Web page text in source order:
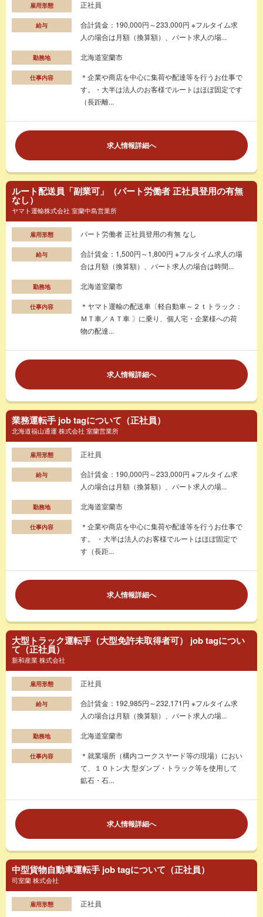
雇用形態 正社員
給与
合計賃金：190,000円～233,000円 ※フルタイム求
人の場合は月額（換算額）、パート求人の場...
勤務地 北海道室蘭市
仕事内容
＊企業や商店を中心に集荷や配達等を行うお仕事で
す。・大半は法人のお客様でルートはほぼ固定です
（長距離...
求人情報詳細へ
ルート配送員「副業可」（パート労働者 正社員登用の有無
なし）
ヤマト運輸株式会社 室蘭中島営業所
雇用形態 パート労働者 正社員登用の有無 なし
給与
合計賃金：1,500円～1,800円 ※フルタイム求人の場
合は月額（換算額）、パート求人の場合は時間...
勤務地 北海道室蘭市
仕事内容
＊ヤマト運輸の配送車〔軽自動車～２ｔトラック：
ＭＴ車／ＡＴ車 〕に乗り、個人宅・企業様への荷
物の配達...
求人情報詳細へ
業務運転手 job tagについて（正社員）
北海道福山通運 株式会社 室蘭営業所
雇用形態 正社員
給与
合計賃金：190,000円～233,000円 ※フルタイム求
人の場合は月額（換算額）、パート求人の場...
勤務地 北海道室蘭市
仕事内容
＊企業や商店を中心に集荷や配達等を行うお仕事で
す。 ・大半は法人のお客様でルートはほぼ固定で
す（長距...
求人情報詳細へ
大型トラック運転手（大型免許未取得者可） job tagについ
て（正社員）
新和産業 株式会社
雇用形態 正社員
給与
合計賃金：192,985円～232,171円 ※フルタイム求
人の場合は月額（換算額）、パート求人の場...
勤務地 北海道室蘭市
仕事内容
＊就業場所（構内コークスヤード等の現場）におい
て、１０トン大 型ダンプ・トラック等を使用して
鉱石・石...
求人情報詳細へ
中型貨物自動車運転手 job tagについて（正社員）
司室蘭 株式会社
雇用形態 正社員